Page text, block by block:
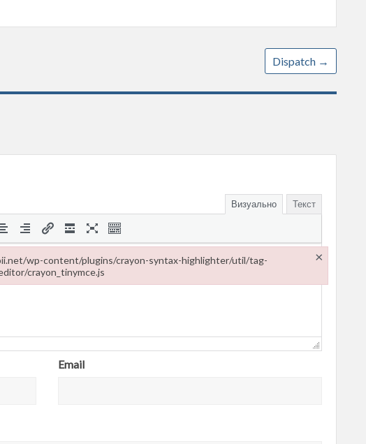
Dispatch →
Визуально Текст
Email
wp-content/plugins/crayon-syntax-highlighter/util/tag-
crayon_tinymce.js
×
plugins/crayon-syntax-highlighter/util/tag-editor/crayon_tinymce.js